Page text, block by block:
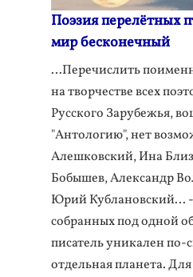
Поэзия перелётных
мир бесконечный
…Перечислить
на творчестве всех
Русского Зарубежья,
"Антологию", нет
Алешковский, Ина
Бобышев, Александр
Юрий Кублановский...
собранных под одной
писатель уникален по-
отдельная планета.